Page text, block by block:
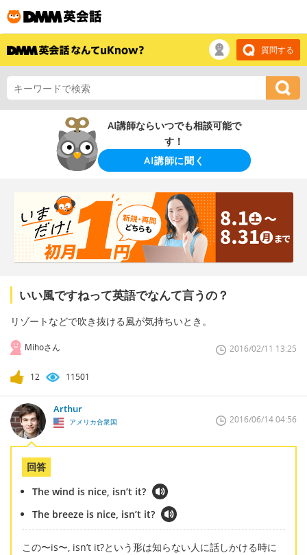
質問する
AI講師ならいつでも相談可能で
す！
AI講師に聞く
いい風ですねって英語でなんて言うの？
リゾートなどで吹き抜ける風が気持ちいとき。
Mihoさん 2016/02/11 13:25
12 11501
Arthur
アメリカ合衆国 2016/06/14 04:56
回答
The wind is nice, isn’t it?
The breeze is nice, isn’t it?
この〜is〜, isn’t it?という形は知らない人に話しかける時に